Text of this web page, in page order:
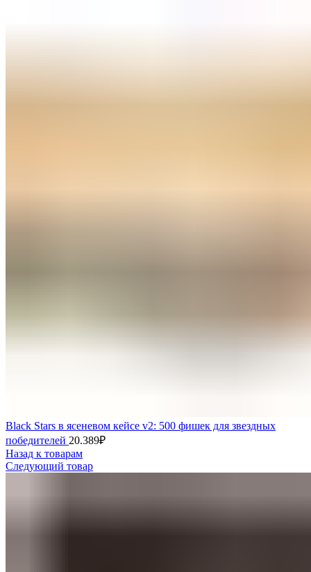
Black Stars в ясеневом кейсе v2: 500 фишек для звездных
победителей 20.389₽
Назад к товарам
Следующий товар